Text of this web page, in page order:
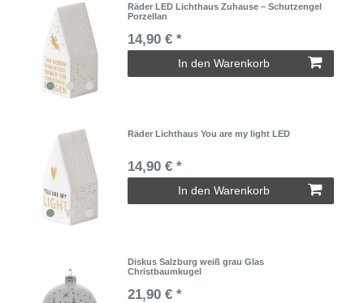
Räder LED Lichthaus Zuhause – Schutzengel
Porzellan
14,90 € *
In den Warenkorb
Räder Lichthaus You are my light LED
14,90 € *
In den Warenkorb
Diskus Salzburg weiß grau Glas
Christbaumkugel
21,90 € *